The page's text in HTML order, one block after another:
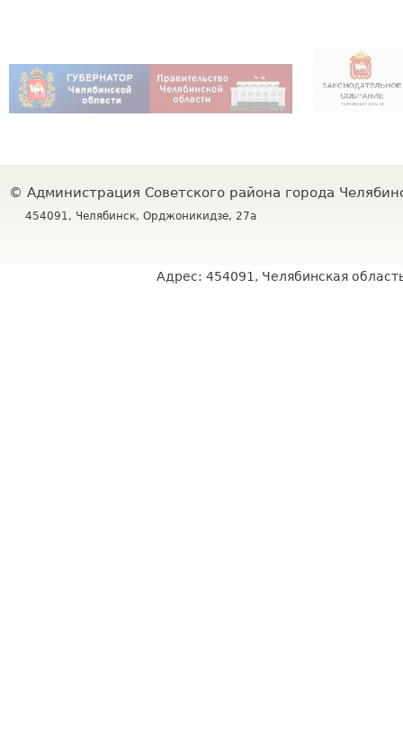
© Администрация Советского района города
454091, Челябинск, Орджоникидзе, 27а
Адрес: 454091, Челябинская